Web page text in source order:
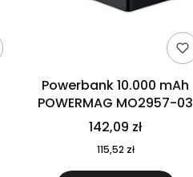
Powerbank 10.000 mAh
POWERMAG MO2957-03
142,09 zł
115,52 zł